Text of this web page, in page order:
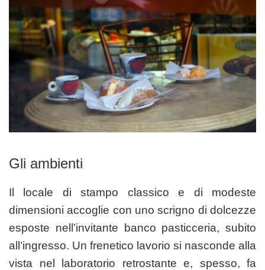
Gli ambienti
Il locale di stampo classico e di modeste
dimensioni accoglie con uno scrigno di dolcezze
esposte nell’invitante banco pasticceria, subito
all’ingresso. Un frenetico lavorio si nasconde alla
vista nel laboratorio retrostante e, spesso, fa